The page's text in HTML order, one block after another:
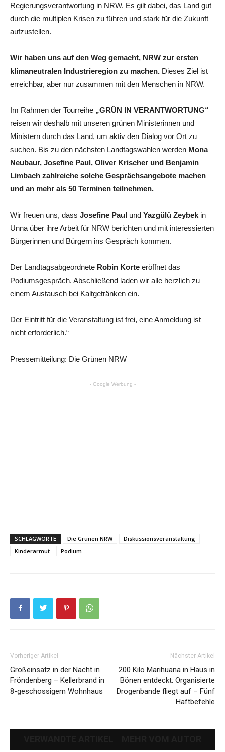
Regierungsverantwortung in NRW. Es gilt dabei, das Land gut
durch die multiplen Krisen zu führen und stark für die Zukunft
aufzustellen.
Wir haben uns auf den Weg gemacht, NRW zur ersten
klimaneutralen Industrieregion zu machen. Dieses Ziel ist
erreichbar, aber nur zusammen mit den Menschen in NRW.
Im Rahmen der Tourreihe „GRÜN IN VERANTWORTUNG“
reisen wir deshalb mit unseren grünen Ministerinnen und
Ministern durch das Land, um aktiv den Dialog vor Ort zu
suchen. Bis zu den nächsten Landtagswahlen werden Mona
Neubaur, Josefine Paul, Oliver Krischer und Benjamin
Limbach zahlreiche solche Gesprächsangebote machen
und an mehr als 50 Terminen teilnehmen.
Wir freuen uns, dass Josefine Paul und Yazgülü Zeybek in
Unna über ihre Arbeit für NRW berichten und mit interessierten
Bürgerinnen und Bürgern ins Gespräch kommen.
Der Landtagsabgeordnete Robin Korte eröffnet das
Podiumsgespräch. Abschließend laden wir alle herzlich zu
einem Austausch bei Kaltgetränken ein.
Der Eintritt für die Veranstaltung ist frei, eine Anmeldung ist
nicht erforderlich.“
Pressemitteilung: Die Grünen NRW
- Google Werbung -
SCHLAGWORTE Die Grünen NRW
Diskussionsveranstaltung
Kinderarmut
Podium
Vorheriger Artikel
Großeinsatz in der Nacht in
Fröndenberg – Kellerbrand in
8-geschossigem Wohnhaus
Nächster Artikel
200 Kilo Marihuana in Haus in
Bönen entdeckt: Organisierte
Drogenbande fliegt auf – Fünf
Haftbefehle